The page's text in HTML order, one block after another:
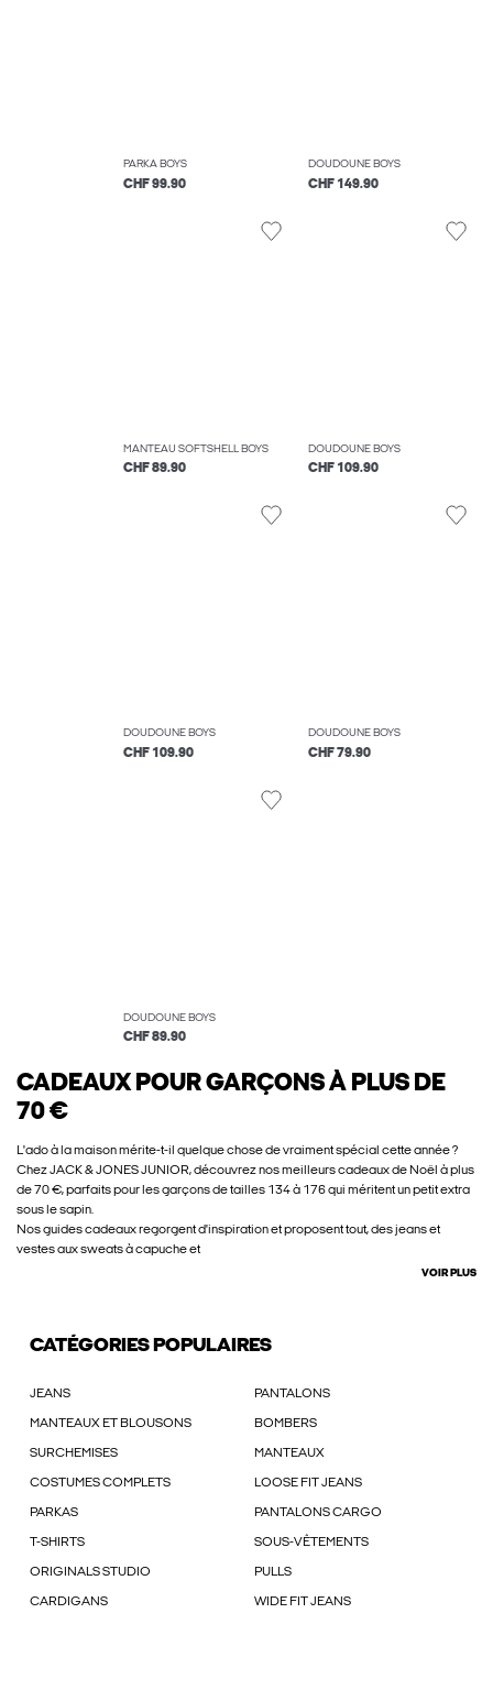
PARKA BOYS
CHF 99.90
DOUDOUNE BOYS
CHF 149.90
MANTEAU SOFTSHELL BOYS
CHF 89.90
DOUDOUNE BOYS
CHF 109.90
DOUDOUNE BOYS
CHF 109.90
DOUDOUNE BOYS
CHF 79.90
DOUDOUNE BOYS
CHF 89.90
CADEAUX POUR GARÇONS À PLUS DE
70 €
L'ado à la maison mérite-t-il quelque chose de vraiment spécial cette année ?
Chez JACK & JONES JUNIOR, découvrez nos meilleurs cadeaux de Noël à plus
de 70 €, parfaits pour les garçons de tailles 134 à 176 qui méritent un petit extra
sous le sapin.
Nos guides cadeaux regorgent d'inspiration et proposent tout, des jeans et
vestes aux sweats à capuche et
VOIR PLUS
CATÉGORIES POPULAIRES
JEANS PANTALONS
MANTEAUX ET BLOUSONS BOMBERS
SURCHEMISES MANTEAUX
COSTUMES COMPLETS LOOSE FIT JEANS
PARKAS PANTALONS CARGO
T-SHIRTS SOUS-VÊTEMENTS
ORIGINALS STUDIO PULLS
CARDIGANS WIDE FIT JEANS